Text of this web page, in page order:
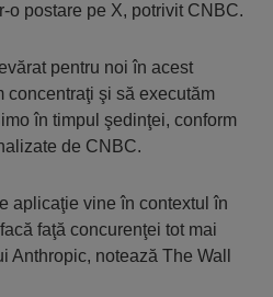
o postare pe X, potrivit CNBC.
pentru noi în acest
concentraţi şi să executăm
în timpul şedinţei, conform
de CNBC.
aplicaţie vine în contextul în
faţă concurenţei tot mai
Anthropic, notează The Wall